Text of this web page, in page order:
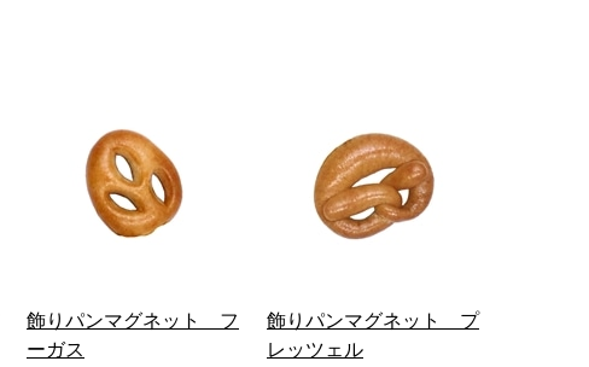
飾りパンマグネット フ
ーガス
飾りパンマグネット プ
レッツェル